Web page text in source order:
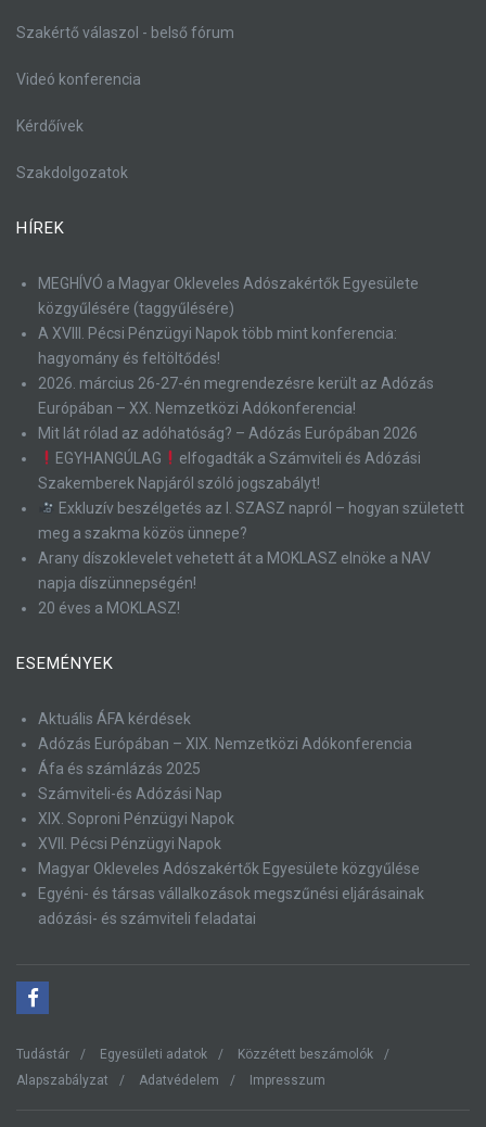
Szakértő válaszol - belső fórum
Videó konferencia
Kérdőívek
Szakdolgozatok
HÍREK
MEGHÍVÓ a Magyar Okleveles Adószakértők Egyesülete
közgyűlésére (taggyűlésére)
A XVIII. Pécsi Pénzügyi Napok több mint konferencia:
hagyomány és feltöltődés!
2026. március 26-27-én megrendezésre került az Adózás
Európában – XX. Nemzetközi Adókonferencia!
Mit lát rólad az adóhatóság? – Adózás Európában 2026
EGYHANGÚLAG
elfogadták a Számviteli és Adózási
Szakemberek Napjáról szóló jogszabályt!
Exkluzív beszélgetés az I. SZASZ napról – hogyan született
meg a szakma közös ünnepe?
Arany díszoklevelet vehetett át a MOKLASZ elnöke a NAV
napja díszünnepségén!
20 éves a MOKLASZ!
ESEMÉNYEK
Aktuális ÁFA kérdések
Adózás Európában – XIX. Nemzetközi Adókonferencia
Áfa és számlázás 2025
Számviteli-és Adózási Nap
XIX. Soproni Pénzügyi Napok
XVII. Pécsi Pénzügyi Napok
Magyar Okleveles Adószakértők Egyesülete közgyűlése
Egyéni- és társas vállalkozások megszűnési eljárásainak
adózási- és számviteli feladatai
Tudástár Egyesületi adatok
Közzétett beszámolók
Alapszabályzat
Adatvédelem Impresszum